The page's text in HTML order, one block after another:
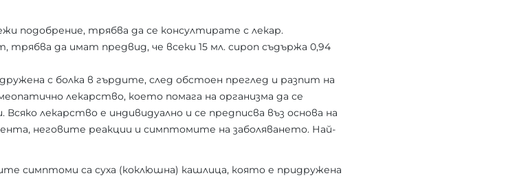
подобрение, трябва да се консултирате с лекар.
да имат предвид, че всеки 15 мл. сироп съдържа 0,94
с болка в гърдите, след обстоен преглед и разпит на
лекарство, което помага на организма да се
лекарство е индивидуално и се предписва въз основа на
неговите реакции и симптомите на заболяването. Най-
симптоми са суха (коклюшна) кашлица, която е придружена